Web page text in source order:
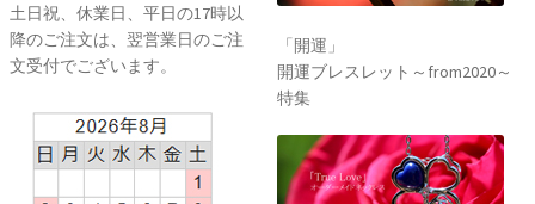
土日祝、休業日、平日の17時以
降のご注文は、翌営業日のご注
文受付でございます。
「開運」
開運ブレスレット～from2020～
特集